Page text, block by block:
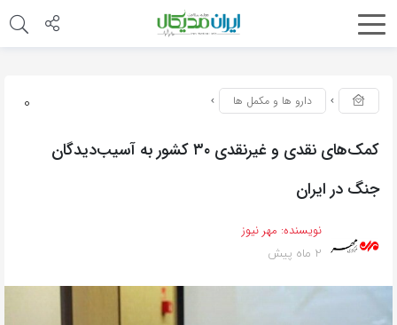
0 دارو ها و مکمل ها
کمک‌های نقدی و غیرنقدی ۳۰ کشور به آسیب‌دیدگان
جنگ در ایران
نویسنده: مهر نیوز
2 ماه پیش